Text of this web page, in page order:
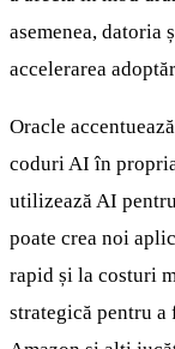
asemenea,
accelerarea
Oracle
coduri AI în
utilizează AI
poate crea noi
rapid și la costuri
strategică pentru